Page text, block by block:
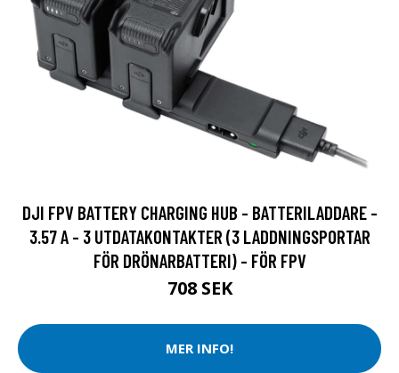
DJI FPV BATTERY CHARGING HUB - BATTERILADDARE -
3.57 A - 3 UTDATAKONTAKTER (3 LADDNINGSPORTAR
FÖR DRÖNARBATTERI) - FÖR FPV
708 SEK
MER INFO!